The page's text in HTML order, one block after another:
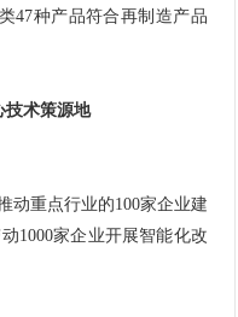
47种产品符合再制造产品
技术策源地
重点行业的100家企业建
1000家企业开展智能化改